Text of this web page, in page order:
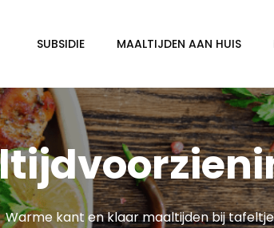
SUBSIDIE MAALTIJDEN AAN HUIS
Warme kant en klaar maaltijden bij